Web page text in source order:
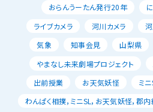
おらんうーたん発行20年
ライブカメラ
河川カメラ
気象
知事会見 山梨県
やまなし未来劇場プロジェクト
出前授業
お天気妖怪 ミニ
わんぱく相撲，ミニSL，お天気妖怪，郡